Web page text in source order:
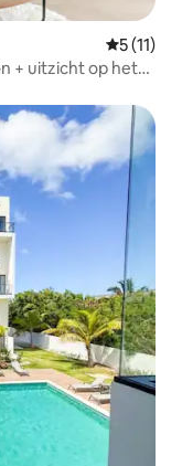
5 (11)
+ uitzicht op het